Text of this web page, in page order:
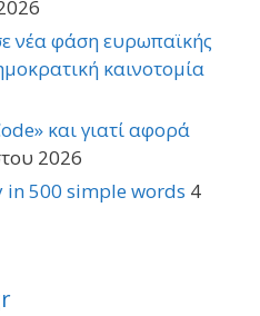
νέα φάση ευρωπαϊκής
καινοτομία
και γιατί αφορά
2026
in 500 simple words 4